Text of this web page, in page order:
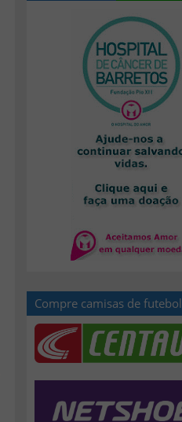
Compre camisas de futebol